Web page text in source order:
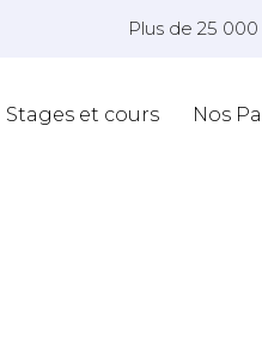
Plus de 25
Stages et cours Nos